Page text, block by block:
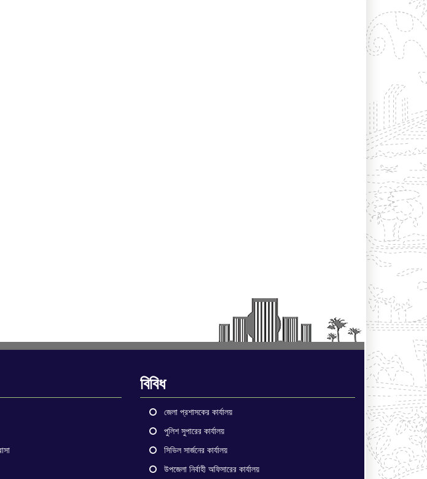
বিবিধ
জেলা প্রশাসকের কার্যালয়
পুলিশ সুপারের কার্যালয়
সিভিল সার্জনের কার্যালয়
উপজেলা নির্বাহী অফিসারের কার্যালয়